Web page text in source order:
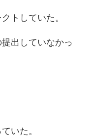
トしていた。
出していなかっ
いた。